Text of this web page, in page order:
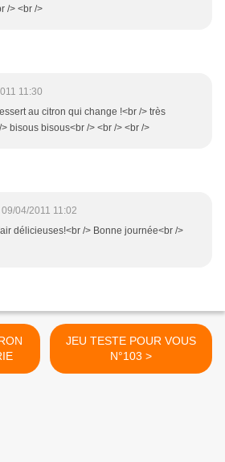
/> <br />
11:30
au citron qui change !<br /> très
bisous bisous<br /> <br /> <br />
09/04/2011 11:02
délicieuses!<br /> Bonne journée<br />
JEU TESTE POUR VOUS
N°103 >